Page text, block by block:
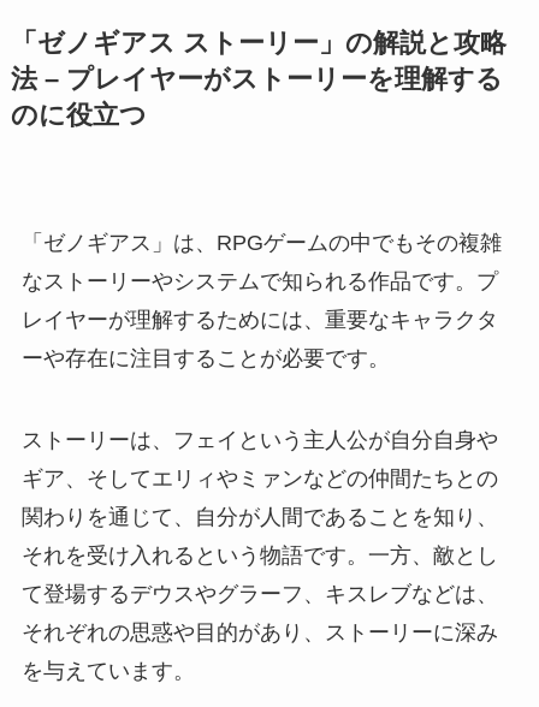
「ゼノギアス ストーリー」の解説と攻略
法 – プレイヤーがストーリーを理解する
のに役立つ
「ゼノギアス」は、RPGゲームの中でもその複雑
なストーリーやシステムで知られる作品です。プ
レイヤーが理解するためには、重要なキャラクタ
ーや存在に注目することが必要です。
ストーリーは、フェイという主人公が自分自身や
ギア、そしてエリィやミァンなどの仲間たちとの
関わりを通じて、自分が人間であることを知り、
それを受け入れるという物語です。一方、敵とし
て登場するデウスやグラーフ、キスレブなどは、
それぞれの思惑や目的があり、ストーリーに深み
を与えています。